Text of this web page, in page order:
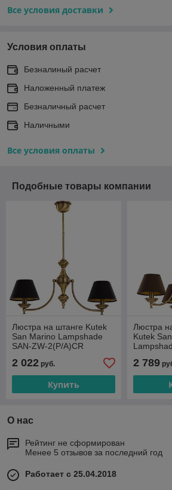
Все условия доставки
Условия оплаты
Безналиный расчет
Наложенный платеж
Безналичный расчет
Наличными
Все условия оплаты
Подобные товары компании
Люстра на штанге Kutek
San Marino Lampshade
SAN-ZW-2(P/A)CR
2 022 руб.
Купить
Люстра
Kutek
2 789
О нас
Рейтинг не сформирован
Менее 5 отзывов за последний год
Работает с 25.04.2018